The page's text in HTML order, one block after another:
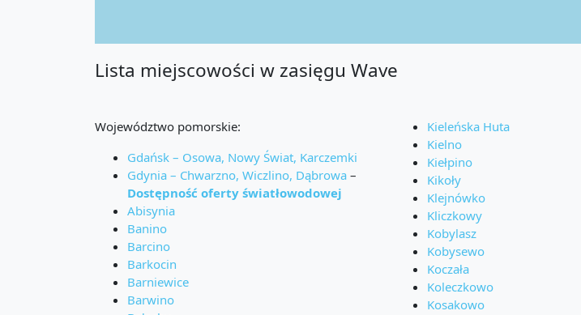
Lista miejscowości w zasięgu Wave
Województwo pomorskie:
Gdańsk – Osowa, Nowy Świat, Karczemki
Gdynia – Chwarzno, Wiczlino, Dąbrowa –
Dostępność oferty światłowodowej
Abisynia
Banino
Barcino
Barkocin
Barniewice
Barwino
Kieleńska Huta
Kielno
Kiełpino
Kikoły
Klejnówko
Kliczkowy
Kobylasz
Kobysewo
Koczała
Koleczkowo
Kosakowo